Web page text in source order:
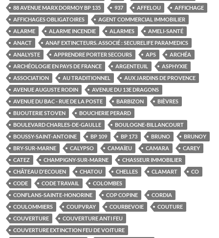
88 AVENUE MARX DORMOY BP 135
937 AFFELOU
AFFICHAGE
AFFICHAGES OBLIGATOIRES
AGENT COMMERCIAL IMMOBILIER
ALARME
ALARME INCENDIE ALARMES
AMELI-SANTÉ
ANACT
ANAF EXTINCTEURS. ASSOCIÉ : SECURELIFE PARAMEDICS
ANALYSTE
APPRENDRE PORTER SECOURS APS
ARCHÉA
ARCHÉOLOGIE EN PAYS DE FRANCE
ARGENTEUIL
ASPHYXIE
ASSOCIATION
AU TRADITIONNEL
AUX JARDINS DE PROVENCE
AVENUE AUGUSTE RODIN
AVENUE DU 13E DRAGONS
AVENUE DU BAC - RUE DE LA POSTE
BARBIZON
BIÈVRES
BIJOUTERIE STOVEN
BOUCHERIE PERARD
BOULEVARD CHARLES-DE-GAULLE
BOULOGNE-BILLANCOURT
BOUSSY-SAINT-ANTOINE
BP 109 BP 173 BRUNO
BRUNOY
BRY-SUR-MARNE
CALYPSO CAMAÏEU CAMARA
CAREY
CATEZ
CHAMPIGNY-SUR-MARNE
CHASSEUR IMMOBILIER
CHÂTEAU D'ECOUEN
CHATOU CHELLES CLAMART
CO
CODE
CODE TRAVAIL
COLOMBES
CONFLANS-SAINTE-HONORINE
COP COPINE
CORDIA
COULOMMIERS
COUPVRAY COURBEVOIE
COUTURE
COUVERTURE
COUVERTURE ANTI FEU
COUVERTURE EXTINCTION FEU DE VOITURE